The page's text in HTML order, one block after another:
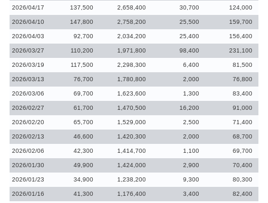
2026/04/17 137,500 2,658,400 30,700 124,000
2026/04/10 147,800 2,758,200 25,500 159,700
2026/04/03 92,700 2,034,200 25,400 156,400
2026/03/27 110,200 1,971,800 98,400 231,100
2026/03/19 117,500 2,298,300 6,400 81,500
2026/03/13 76,700 1,780,800 2,000 76,800
2026/03/06 69,700 1,623,600 1,300 83,400
2026/02/27 61,700 1,470,500 16,200 91,000
2026/02/20 65,700 1,529,000 2,500 71,400
2026/02/13 46,600 1,420,300 2,000 68,700
2026/02/06 42,300 1,414,700 1,100 69,700
2026/01/30 49,900 1,424,000 2,900 70,400
2026/01/23 34,900 1,238,200 9,300 80,300
2026/01/16 41,300 1,176,400 3,400 82,400